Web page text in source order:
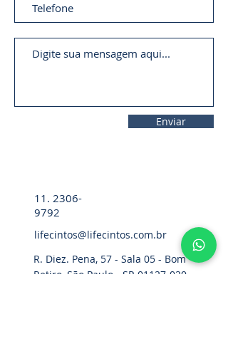
Enviar
11. 2306-
9792
lifecintos@lifecintos.com.br
R. Diez. Pena, 57 - Sala 05 - Bom
Retiro, São Paulo - SP, 01127-020